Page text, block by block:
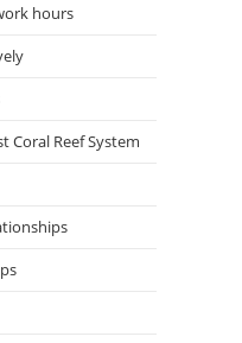
hours
Coral Reef System